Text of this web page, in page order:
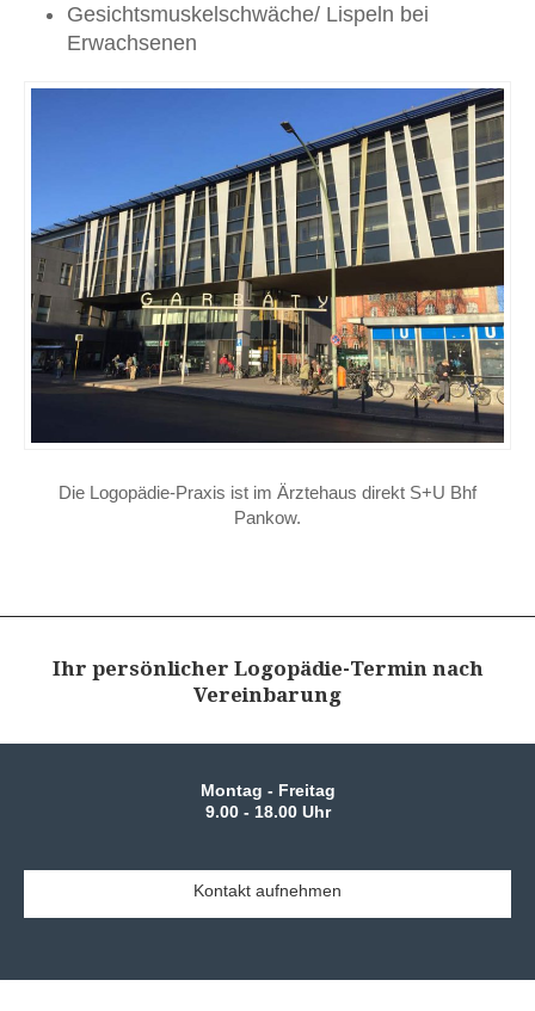
Gesichtsmuskelschwäche/ Lispeln bei
Erwachsenen
Die Logopädie-Praxis ist im Ärztehaus direkt S+U Bhf
Pankow.
Ihr persönlicher Logopädie-Termin nach
Vereinbarung
Montag - Freitag
9.00 - 18.00 Uhr
Kontakt aufnehmen